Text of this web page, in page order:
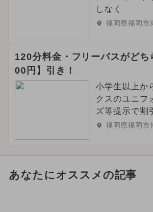
しなく
福岡県福岡市
120分料金・フリーパスがどち
00円】引き！
小学生以上か
クスのユニフ
ズ等提示で割引
福岡県福岡市
あなたにオススメの記事